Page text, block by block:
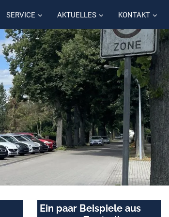
SERVICE AKTUELLES KONTAKT
Ein paar Beispiele aus